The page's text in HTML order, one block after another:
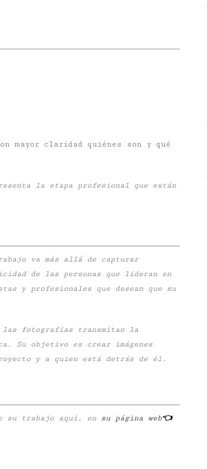
mayor claridad quiénes son y qué
la etapa profesional que están
va más allá de capturar
de las personas que lideran en
y profesionales que desean que su
las fotografías transmitan la
Su objetivo es crear imágenes
y a quien está detrás de él.
su trabajo aquí, en su página web👈